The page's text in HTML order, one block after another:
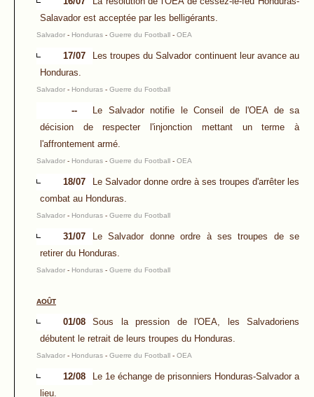
Salavador est acceptée par les belligérants.
Salvador - Honduras - Guerre du Football - OEA
17/07
Les troupes du Salvador continuent leur avance au
Honduras.
Salvador - Honduras - Guerre du Football
--
Le Salvador notifie le Conseil de l'OEA de sa
décision de respecter l'injonction mettant un terme à
l'affrontement armé.
Salvador - Honduras - Guerre du Football - OEA
18/07
Le Salvador donne ordre à ses troupes d'arrêter les
combat au Honduras.
Salvador - Honduras - Guerre du Football
31/07
Le Salvador donne ordre à ses troupes de se
retirer du Honduras.
Salvador - Honduras - Guerre du Football
AOÛT
01/08
Sous la pression de l'OEA, les Salvadoriens
débutent le retrait de leurs troupes du Honduras.
Salvador - Honduras - Guerre du Football - OEA
12/08
Le 1e échange de prisonniers Honduras-Salvador a
lieu.